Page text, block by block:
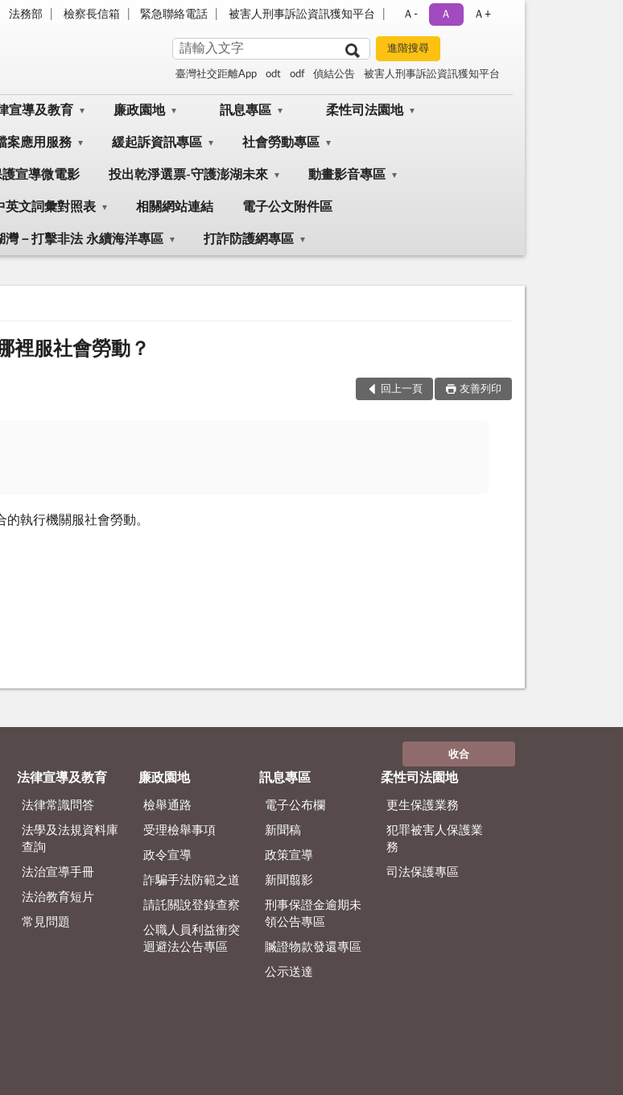
法務部 檢察長信箱 緊急聯絡電話 被害人刑事訴訟資訊獲知平台 Ａ- Ａ Ａ+
臺灣社交距離App odt odf 偵結公告 被害人刑事訴訟資訊獲知平台
宣導及教育 廉政園地 訊息專區 柔性司法園地
案應用服務 緩起訴資訊專區 社會勞動專區
宣導微電影 投出乾淨選票-守護澎湖未來 動畫影音專區
英文詞彙對照表 相關網站連結 電子公文附件區
灣－打擊非法 永續海洋專區 打詐防護網專區
裡服社會勞動？
回上一頁 友善列印
執行機關服社會勞動。
收合
法律宣導及教育
法律常識問答
法學及法規資料庫
查詢
法治宣導手冊
法治教育短片
常見問題
廉政園地
檢舉通路
受理檢舉事項
政令宣導
詐騙手法防範之道
請託關說登錄查察
公職人員利益衝突
迴避法公告專區
訊息專區
電子公布欄
新聞稿
政策宣導
新聞翦影
刑事保證金逾期未
領公告專區
贓證物款發還專區
公示送達
柔性司法園地
更生保護業務
犯罪被害人保護業
務
司法保護專區